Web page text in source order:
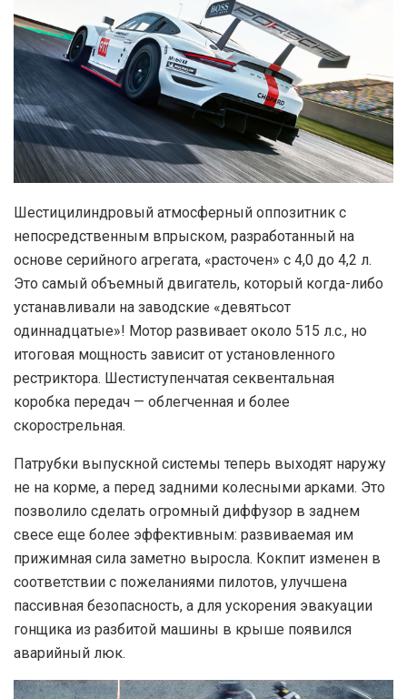
Шестицилиндровый атмосферный оппозитник с
непосредственным впрыском, разработанный на
основе серийного агрегата, «расточен» с 4,0 до 4,2 л.
Это самый объемный двигатель, который когда-либо
устанавливали на заводские «девятьсот
одиннадцатые»! Мотор развивает около 515 л.с., но
итоговая мощность зависит от установленного
рестриктора. Шестиступенчатая секвентальная
коробка передач — облегченная и более
скорострельная.
Патрубки выпускной системы теперь выходят наружу
не на корме, а перед задними колесными арками. Это
позволило сделать огромный диффузор в заднем
свесе еще более эффективным: развиваемая им
прижимная сила заметно выросла. Кокпит изменен в
соответствии с пожеланиями пилотов, улучшена
пассивная безопасность, а для ускорения эвакуации
гонщика из разбитой машины в крыше появился
аварийный люк.